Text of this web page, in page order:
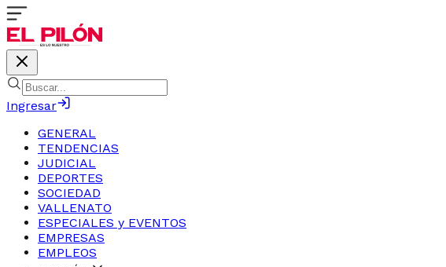
Ingresar
GENERAL
TENDENCIAS
JUDICIAL
DEPORTES
SOCIEDAD
VALLENATO
ESPECIALES y EVENTOS
EMPRESAS
EMPLEOS